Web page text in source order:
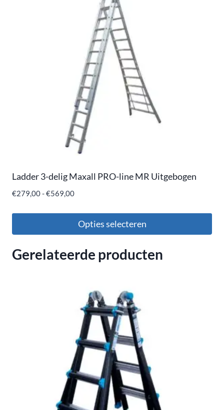
Ladder 3-delig Maxall PRO-line MR Uitgebogen
€279,00-€569,00
Opties selecteren
Gerelateerde producten